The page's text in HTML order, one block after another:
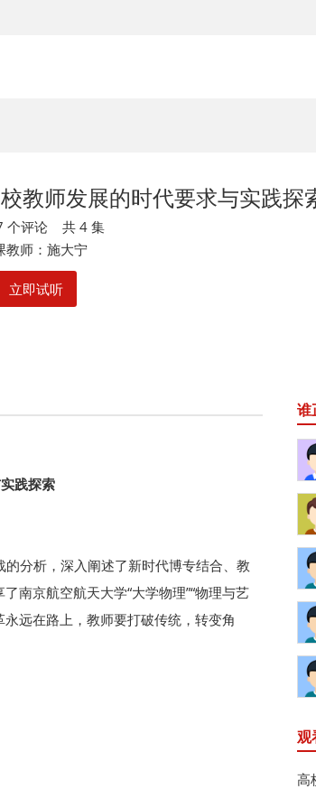
教师发展的时代要求与实践探
个评论 共 4 集
教师：施大宁
立即试听
践探索
分析，深入阐述了新时代博专结合、教
南京航空航天大学“大学物理”“物理与艺
远在路上，教师要打破传统，转变角
谁
观
高